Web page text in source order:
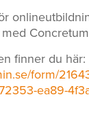
finner du här:
form/
ea89-